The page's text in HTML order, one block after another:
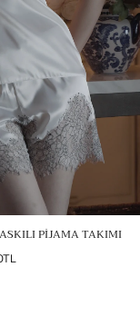
PİJAMA TAKIMI